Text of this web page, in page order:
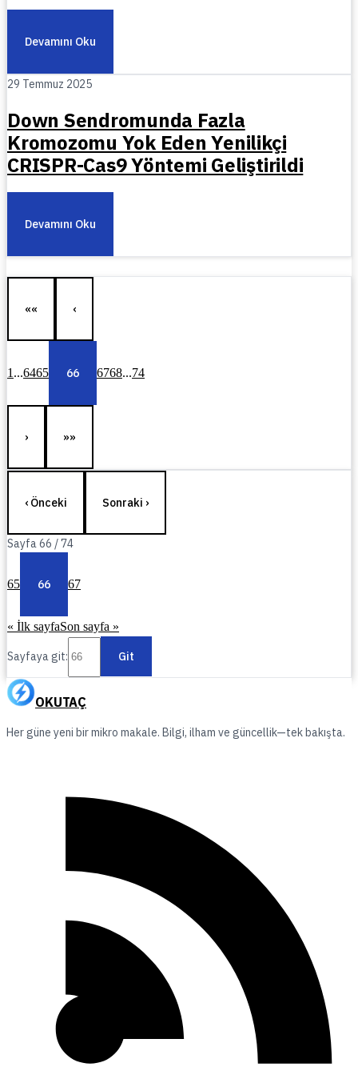
Devamını Oku
29 Temmuz 2025
Down Sendromunda Fazla
Kromozomu Yok Eden Yenilikçi
CRISPR-Cas9 Yöntemi Geliştirildi
Devamını Oku
«« ‹
1 ...6465 66 6768...74
› »»
‹ Önceki Sonraki ›
Sayfa66 /74
65 66 67
« İlk sayfaSon sayfa »
Sayfaya git: Git
OKUTAÇ
Her güne yeni bir mikro makale. Bilgi, ilham ve güncellik—tek bakışta.